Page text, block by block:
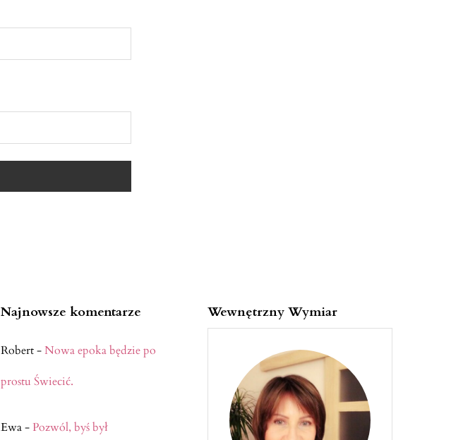
Najnowsze komentarze
Robert-Nowa epoka będzie po
prostu Świecić.
Ewa-Pozwól, byś był
Wewnętrzny Wymiar